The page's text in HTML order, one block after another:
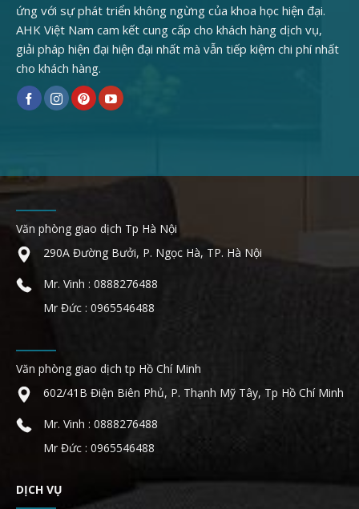
ứng với sự phát triển không ngừng của khoa học hiện đại.
AHK Việt Nam cam kết cung cấp cho khách hàng dịch vụ,
giải pháp hiện đại hiện đại nhất mà vẫn tiếp kiệm chi phí nhất
cho khách hàng.
Văn phòng giao dịch Tp Hà Nội
290A Đường Bưởi, P. Ngọc Hà, TP. Hà Nội
Mr. Vinh : 0888276488
Mr Đức : 0965546488
Văn phòng giao dịch tp Hồ Chí Minh
602/41B Điện Biên Phủ, P. Thạnh Mỹ Tây, Tp Hồ Chí Minh
Mr. Vinh : 0888276488
Mr Đức : 0965546488
DỊCH VỤ